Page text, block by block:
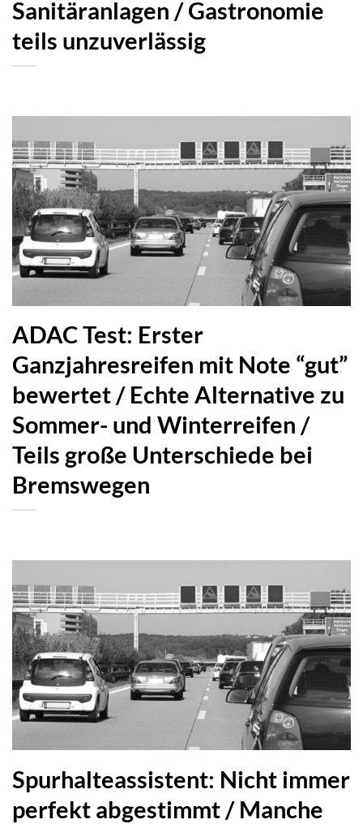
Sanitäranlagen / Gastronomie
teils unzuverlässig
ADAC Test: Erster
Ganzjahresreifen mit Note “gut”
bewertet / Echte Alternative zu
Sommer- und Winterreifen /
Teils große Unterschiede bei
Bremswegen
Spurhalteassistent: Nicht immer
perfekt abgestimmt / Manche